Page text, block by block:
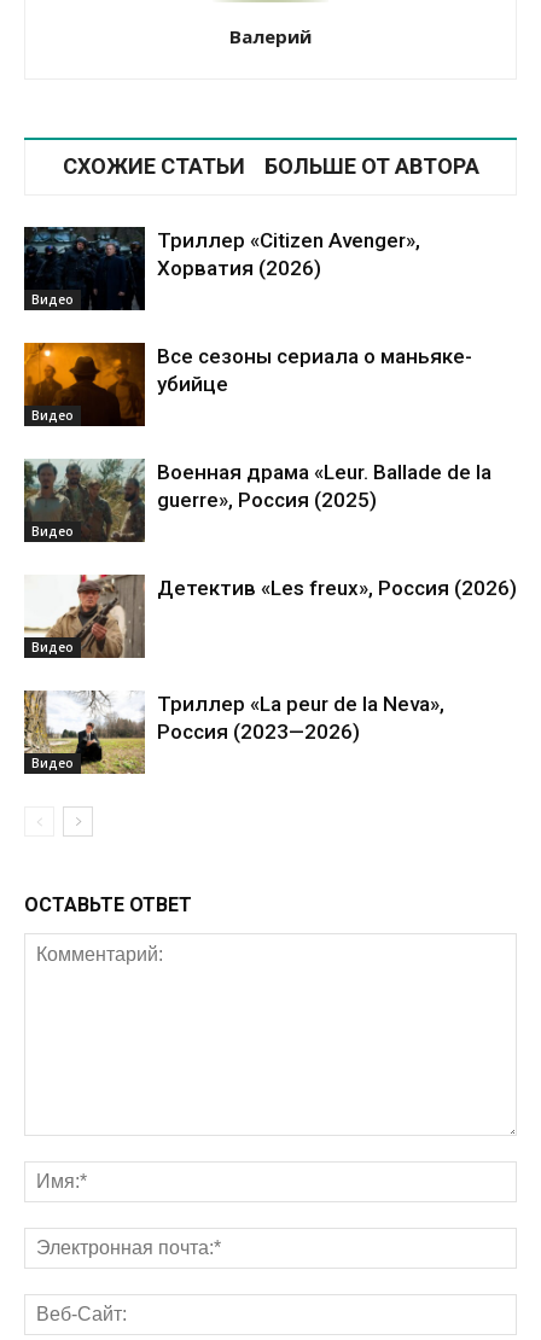
Валерий
СХОЖИЕ СТАТЬИ БОЛЬШЕ ОТ АВТОРА
Видео
Триллер «Citizen Avenger»,
Хорватия (2026)
Видео
Все сезоны сериала о маньяке-
убийце
Видео
Военная драма «Leur. Ballade de la
guerre», Россия (2025)
Видео
Детектив «Les freux», Россия (2026)
Видео
Триллер «La peur de la Neva»,
Россия (2023—2026)
ОСТАВЬТЕ ОТВЕТ